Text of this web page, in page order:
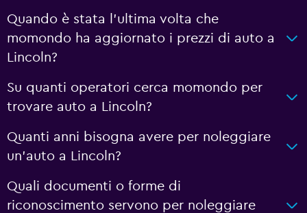
Quando è stata l'ultima volta che
momondo ha aggiornato i prezzi di auto a
Lincoln?
Su quanti operatori cerca momondo per
trovare auto a Lincoln?
Quanti anni bisogna avere per noleggiare
un'auto a Lincoln?
Quali documenti o forme di
riconoscimento servono per noleggiare